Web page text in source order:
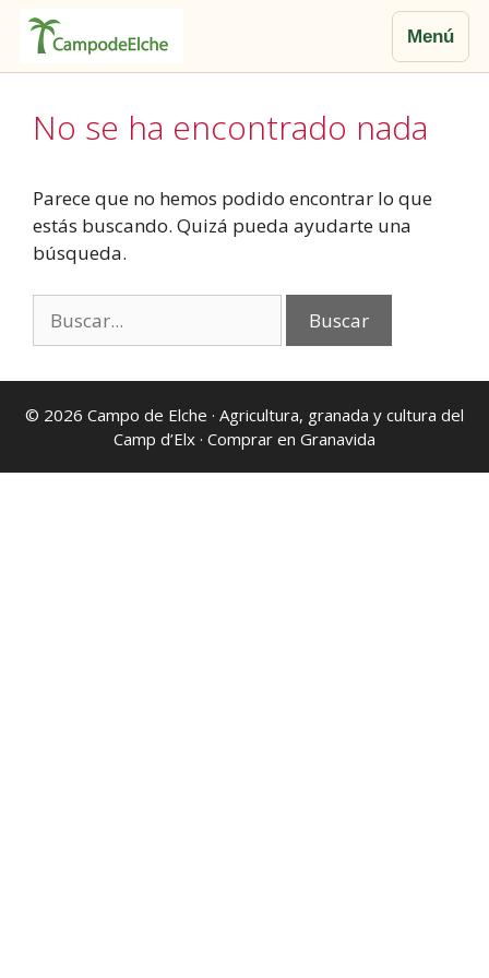
Menú
contenidoNo se ha encontrado nada
Parece que no hemos podido encontrar lo que
estás buscando. Quizá pueda ayudarte una
búsqueda.
© 2026 Campo de Elche · Agricultura, granada y cultura del
Camp d’Elx · Comprar en Granavida